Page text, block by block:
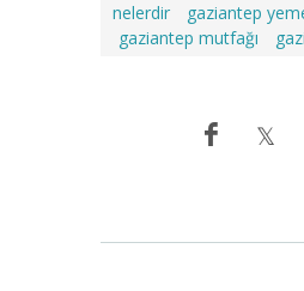
nelerdir
gaziantep
gaziantep mutfağı